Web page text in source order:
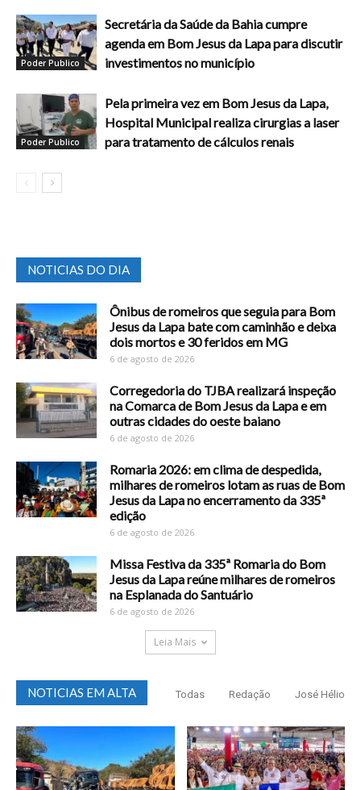
Poder Publico
Secretária da Saúde da Bahia cumpre
agenda em Bom Jesus da Lapa para discutir
investimentos no município
Poder Publico
Pela primeira vez em Bom Jesus da Lapa,
Hospital Municipal realiza cirurgias a laser
para tratamento de cálculos renais
NOTICIAS DO DIA
Ônibus de romeiros que seguia para Bom
Jesus da Lapa bate com caminhão e deixa
dois mortos e 30 feridos em MG
6 de agosto de 2026
Corregedoria do TJBA realizará inspeção
na Comarca de Bom Jesus da Lapa e em
outras cidades do oeste baiano
6 de agosto de 2026
Romaria 2026: em clima de despedida,
milhares de romeiros lotam as ruas de Bom
Jesus da Lapa no encerramento da 335ª
edição
6 de agosto de 2026
Missa Festiva da 335ª Romaria do Bom
Jesus da Lapa reúne milhares de romeiros
na Esplanada do Santuário
6 de agosto de 2026
Leia Mais
NOTICIAS EM ALTA Todas Redação José Hélio